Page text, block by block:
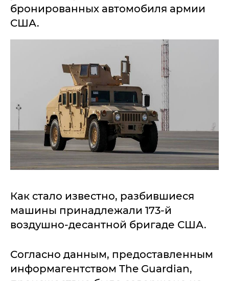
бронированных автомобиля армии
США.
Как стало известно, разбившиеся
машины принадлежали 173-й
воздушно-десантной бригаде США.
Согласно данным, предоставленным
информагентством The Guardian,